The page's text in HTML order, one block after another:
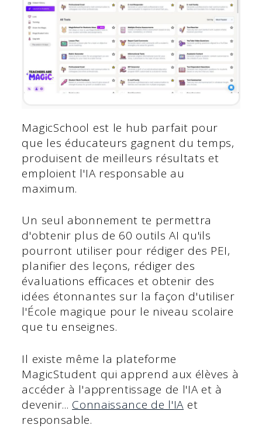
MagicSchool est le hub parfait pour
que les éducateurs gagnent du temps,
produisent de meilleurs résultats et
emploient l'IA responsable au
maximum.
Un seul abonnement te permettra
d'obtenir plus de 60 outils AI qu'ils
pourront utiliser pour rédiger des PEI,
planifier des leçons, rédiger des
évaluations efficaces et obtenir des
idées étonnantes sur la façon d'utiliser
l'École magique pour le niveau scolaire
que tu enseignes.
Il existe même la plateforme
MagicStudent qui apprend aux élèves à
accéder à l'apprentissage de l'IA et à
devenir... Connaissance de l'IA et
responsable.